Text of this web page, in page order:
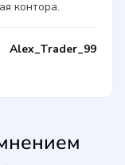
контора.
Alex_Trader_99